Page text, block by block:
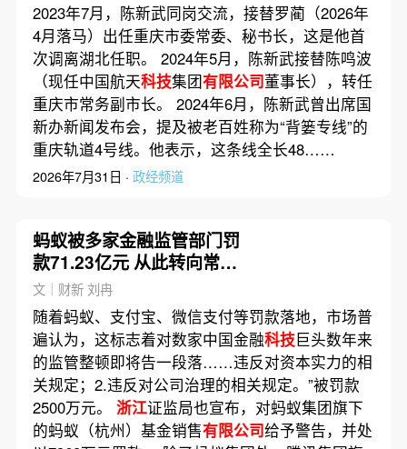
2023年7月，陈新武同岗交流，接替罗蔺（2026年
4月落马）出任重庆市委常委、秘书长，这是他首
次调离湖北任职。 2024年5月，陈新武接替陈鸣波
（现任中国航天科技集团有限公司董事长），转任
重庆市常务副市长。 2024年6月，陈新武曾出席国
新办新闻发布会，提及被老百姓称为“背篓专线”的
重庆轨道4号线。他表示，这条线全长48……
2026年7月31日 · 政经频道
蚂蚁被多家金融监管部门罚
款71.23亿元 从此转向常态
化监管
文｜财新 刘冉
随着蚂蚁、支付宝、微信支付等罚款落地，市场普
遍认为，这标志着对数家中国金融科技巨头数年来
的监管整顿即将告一段落……违反对资本实力的相
关规定；2.违反对公司治理的相关规定。”被罚款
2500万元。 浙江证监局也宣布，对蚂蚁集团旗下
的蚂蚁（杭州）基金销售有限公司给予警告，并处